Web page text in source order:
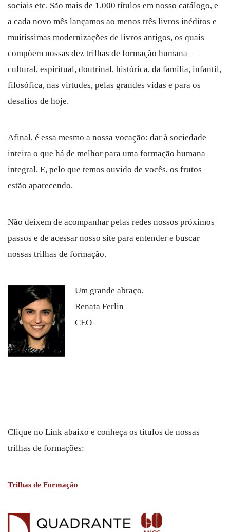
sociais etc. São mais de 1.000 títulos em nosso catálogo, e
a cada novo mês lançamos ao menos três livros inéditos e
muitíssimas modernizações de livros antigos, os quais
compõem nossas dez trilhas de formação humana —
cultural, espiritual, doutrinal, histórica, da família, infantil,
filosófica, nas virtudes, pelas grandes vidas e para os
desafios de hoje.
Afinal, é essa mesmo a nossa vocação: dar à sociedade
inteira o que há de melhor para uma formação humana
integral. E, pelo que temos ouvido de vocês, os frutos
estão aparecendo.
Não deixem de acompanhar pelas redes nossos próximos
passos e de acessar nosso site para entender e buscar
nossas trilhas de formação.
Um grande abraço,
Renata Ferlin
CEO
Clique no Link abaixo e conheça os títulos de nossas
trilhas de formações:
Trilhas de Formação